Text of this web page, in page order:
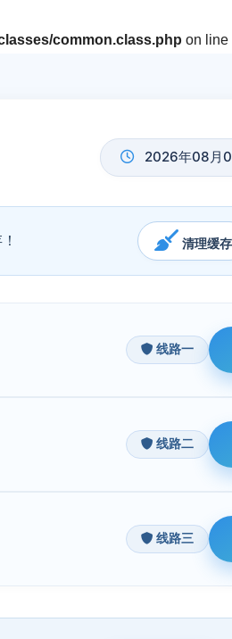
common.class.php on line